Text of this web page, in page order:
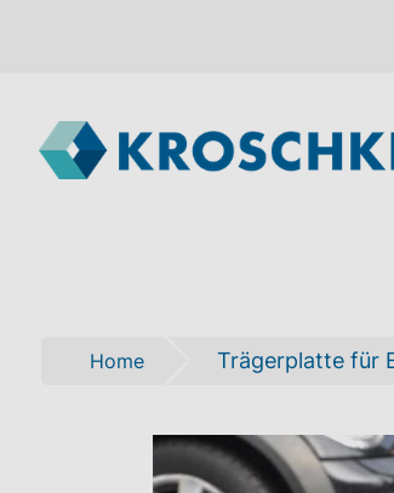
Home Trägerplatte für